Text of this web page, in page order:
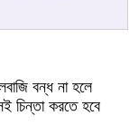
বন্ধ না হলে
চিন্তা করতে হবে